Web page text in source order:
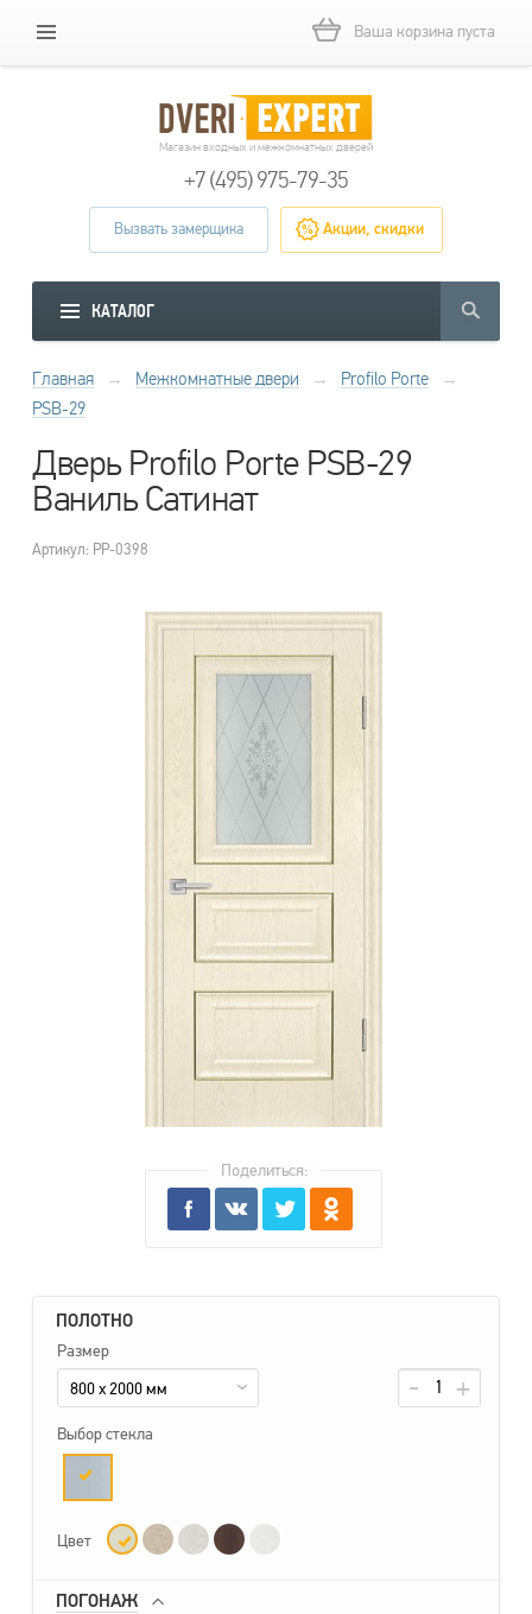
Ваша корзина пуста
Магазин входных и межкомнатных дверей
+7 (495) 975-79-35
Вызвать замерщика Акции, скидки
КАТАЛОГ
Главная → Межкомнатные двери → Profilo Porte
→
PSB-29
Дверь Profilo Porte PSB-29
Ваниль Сатинат
Артикул: PP-0398
ПОЛОТНО
Размер
800 x 2000 мм
Выбор стекла
Цвет
ПОГОНАЖ
Поделиться: